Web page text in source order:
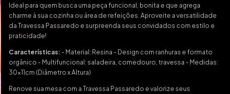
Ideal para quem busca uma peça funcional, bonita e que agrega
charme à sua cozinha ou área de refeições. Aproveite a versatilidade
da Travessa Passaredo e surpreenda seus convidados com estilo e
praticidade!
Características: - Material: Resina - Design com ranhuras e formato
orgânico - Multifuncional: saladeira, comedouro, travessa - Medidas:
30x11cm (Diâmetro x Altura)
Renove sua mesa com a Travessa Passaredo e valorize seus